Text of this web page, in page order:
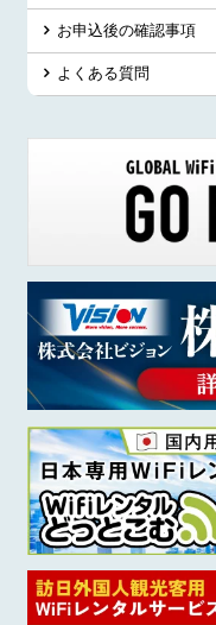
お申込後の確認事項
よくある質問